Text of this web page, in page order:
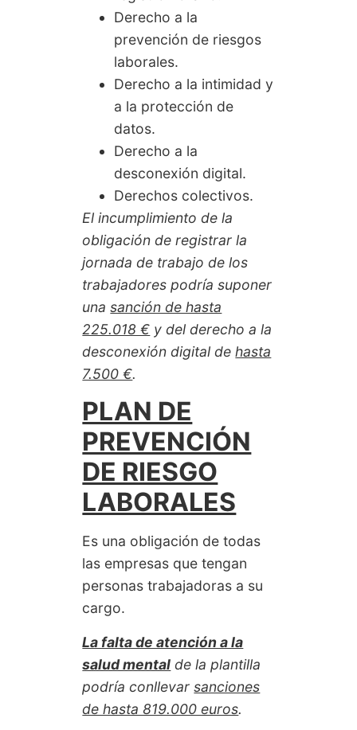
Derecho a la
prevención de riesgos
laborales.
Derecho a la intimidad y
a la protección de
datos.
Derecho a la
desconexión digital.
Derechos colectivos.
El incumplimiento de la
obligación de registrar la
jornada de trabajo de los
trabajadores podría suponer
unasanción de hasta
225.018 € y del derecho a la
desconexión digital dehasta
7.500 €.
PLAN DE
PREVENCIÓN
DE RIESGO
LABORALES
Es una obligación de todas
las empresas que tengan
personas trabajadoras a su
cargo.
La falta de atención a la
salud mental de la plantilla
podría conllevarsanciones
de hasta 819.000 euros.